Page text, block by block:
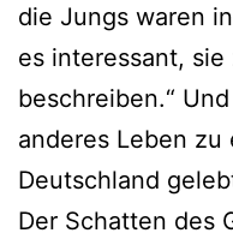
die Jungs waren
es interessant,
beschreiben.“
anderes Leben
Deutschland
Der Schatten des